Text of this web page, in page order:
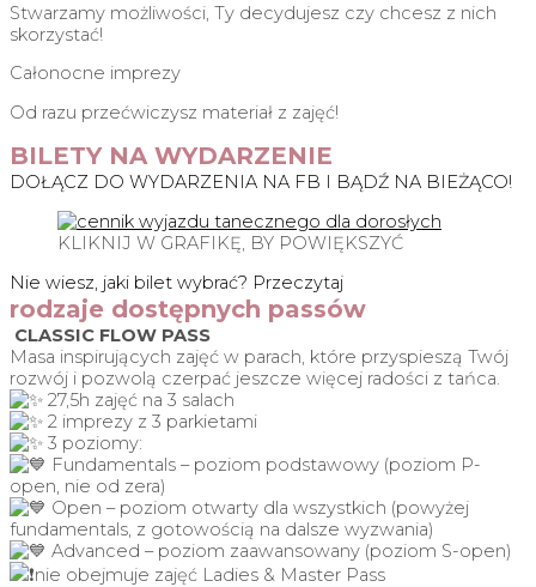
Stwarzamy możliwości, Ty decydujesz czy chcesz z nich
skorzystać!
Całonocne imprezy
Od razu przećwiczysz materiał z zajęć!
BILETY NA WYDARZENIE
DOŁĄCZ DO WYDARZENIA NA FB I BĄDŹ NA BIEŻĄCO!
KLIKNIJ W GRAFIKĘ, BY POWIĘKSZYĆ
Nie wiesz, jaki bilet wybrać? Przeczytaj
rodzaje dostępnych passów
CLASSIC FLOW PASS
Masa inspirujących zajęć w parach, które przyspieszą Twój
rozwój i pozwolą czerpać jeszcze więcej radości z tańca.
27,5h zajęć na 3 salach
2 imprezy z 3 parkietami
3 poziomy:
Fundamentals – poziom podstawowy (poziom P-
open, nie od zera)
Open – poziom otwarty dla wszystkich (powyżej
fundamentals, z gotowością na dalsze wyzwania)
Advanced – poziom zaawansowany (poziom S-open)
nie obejmuje zajęć Ladies & Master Pass